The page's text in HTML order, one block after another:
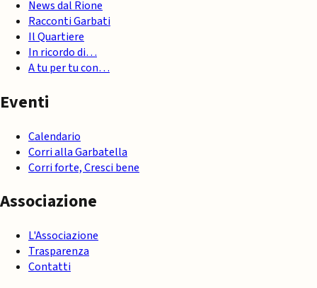
News dal Rione
Racconti Garbati
Il Quartiere
In ricordo di…
A tu per tu con…
Eventi
Calendario
Corri alla Garbatella
Corri forte, Cresci bene
Associazione
L'Associazione
Trasparenza
Contatti